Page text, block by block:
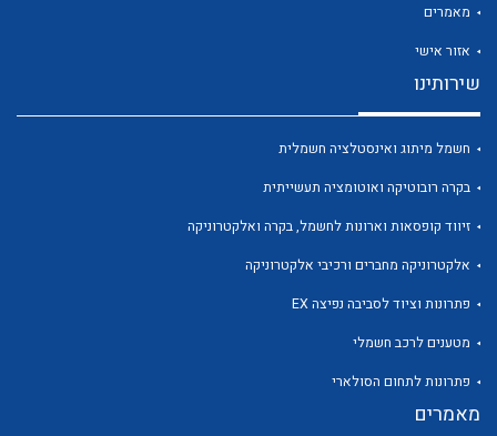
לכל מוצרי היצרן
לכל מוצרי היצרן
מאמרים
אזור אישי
שירותינו
חשמל מיתוג ואינסטלציה חשמלית
בקרה רובוטיקה ואוטומציה תעשייתית
זיווד קופסאות וארונות לחשמל, בקרה ואלקטרוניקה
אלקטרוניקה מחברים ורכיבי אלקטרוניקה
פתרונות וציוד לסביבה נפיצה EX
מטענים לרכב חשמלי
פתרונות לתחום הסולארי
מאמרים